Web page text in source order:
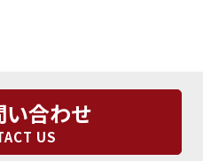
い合わせ
US